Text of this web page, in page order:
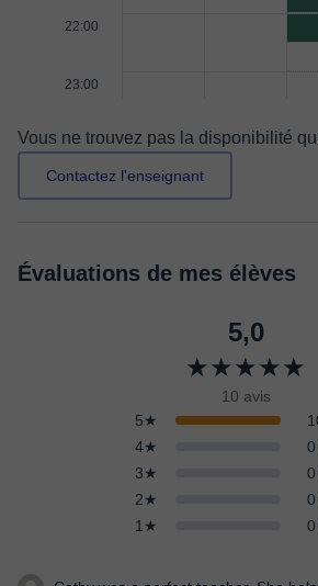
22:00
23:00
Vous ne trouvez pas la disponibilité
Contactez l'enseignant
Évaluations de mes élèves
5,0
★★★★★
10 avis
5★
4★
0
3★
0
2★
0
1★
0